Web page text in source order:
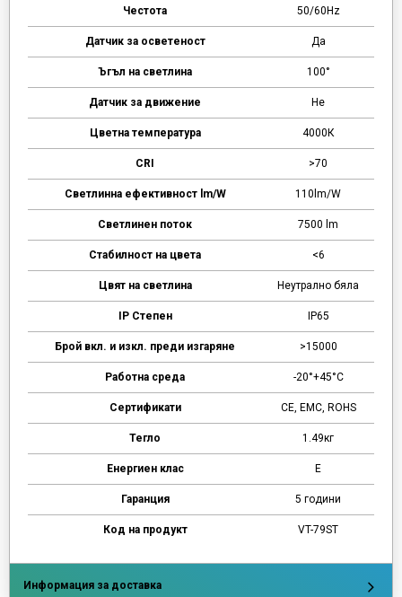
Честота 50/60Hz
Датчик за осветеност Да
Ъгъл на светлина 100°
Датчик за движение Не
Цветна температура 4000К
CRI >70
Светлинна ефективност lm/W 110lm/W
Светлинен поток 7500 lm
Стабилност на цвета <6
Цвят на светлина Неутрално бяла
IP Степен IP65
Брой вкл. и изкл. преди изгаряне >15000
Работна среда -20°+45°C
Сертификати CE, EMC, ROHS
Тегло 1.49кг
Енергиен клас Е
Гаранция 5 години
Код на продукт VT-79ST
Информация за доставка